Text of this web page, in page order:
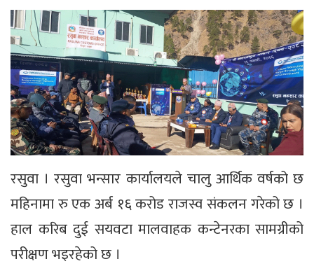
रसुवा । रसुवा भन्सार कार्यालयले चालु आर्थिक वर्षको छ
महिनामा रु एक अर्ब १६ करोड राजस्व संकलन गरेको छ ।
हाल करिब दुई सयवटा मालवाहक कन्टेनरका सामग्रीको
परीक्षण भइरहेको छ ।